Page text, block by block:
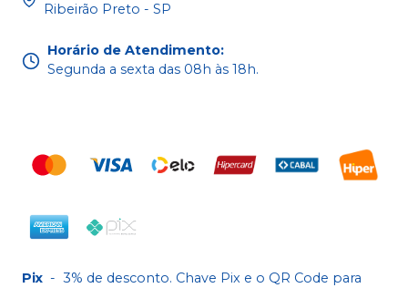
Ribeirão Preto - SP
Horário de Atendimento:
Segunda a sexta das 08h às 18h.
Pix - 3% de desconto. Chave Pix e o QR Code para